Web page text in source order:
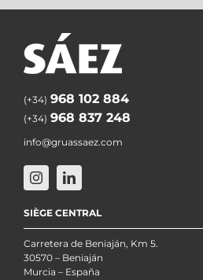
(+34) 968 102 884
(+34) 968 837 248
info@gruassaez.com
SIÈGE CENTRAL
Carretera de Beniaján, Km 5.
30570 – Beniaján
Murcia – España